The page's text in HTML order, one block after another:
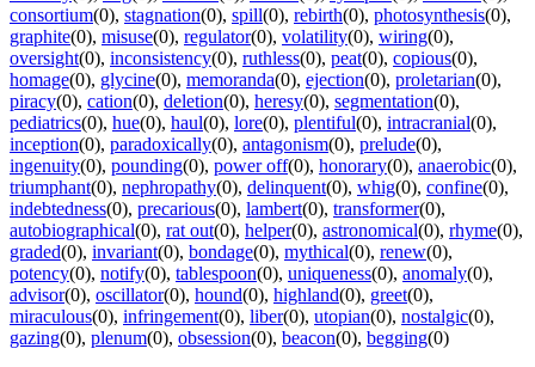
consortium(0), stagnation(0), spill(0), rebirth(0), photosynthesis(0),
graphite(0), misuse(0), regulator(0), volatility(0), wiring(0),
oversight(0), inconsistency(0), ruthless(0), peat(0), copious(0),
homage(0), glycine(0), memoranda(0), ejection(0), proletarian(0),
piracy(0), cation(0), deletion(0), heresy(0), segmentation(0),
pediatrics(0), hue(0), haul(0), lore(0), plentiful(0), intracranial(0),
inception(0), paradoxically(0), antagonism(0), prelude(0),
ingenuity(0), pounding(0), power off(0), honorary(0), anaerobic(0),
triumphant(0), nephropathy(0), delinquent(0), whig(0), confine(0),
indebtedness(0), precarious(0), lambert(0), transformer(0),
autobiographical(0), rat out(0), helper(0), astronomical(0), rhyme(0),
graded(0), invariant(0), bondage(0), mythical(0), renew(0),
potency(0), notify(0), tablespoon(0), uniqueness(0), anomaly(0),
advisor(0), oscillator(0), hound(0), highland(0), greet(0),
miraculous(0), infringement(0), liber(0), utopian(0), nostalgic(0),
gazing(0), plenum(0), obsession(0), beacon(0), begging(0)